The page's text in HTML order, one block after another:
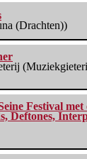
(Drachten))
Festival
Deftones,